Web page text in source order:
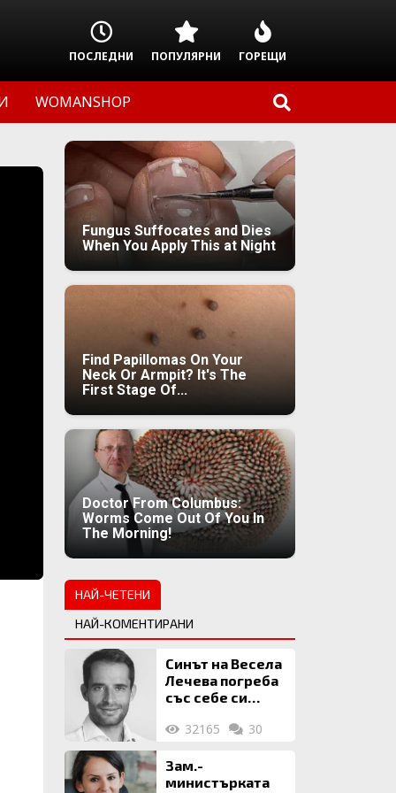
ПОСЛЕДНИ ПОПУЛЯРНИ ГОРЕЩИ
WOMANSHOP
Fungus Suffocates and Dies
When You Apply This at Night
Find Papillomas On Your
Neck Or Armpit? It's The
First Stage Of...
Doctor From Columbus:
Worms Come Out Of You In
The Morning!
НАЙ-ЧЕТЕНИ
НАЙ-КОМЕНТИРАНИ
Синът на Весела
Лечева погреба
със себе си
млн. евро
32165 30
Зам.-
министърката